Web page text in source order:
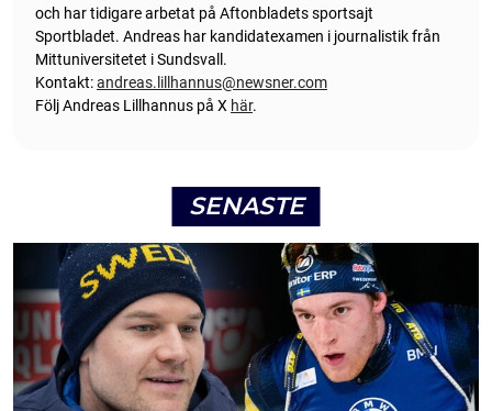
och har tidigare arbetat på Aftonbladets sportsajt
Sportbladet. Andreas har kandidatexamen i journalistik från
Mittuniversitetet i Sundsvall.
Kontakt:andreas.lillhannus@newsner.com
Följ Andreas Lillhannus på X här.
SENASTE